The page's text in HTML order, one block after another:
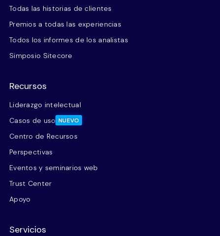
Todas las historias de clientes
Premios a todas las experiencias
Todos los informes de los analistas
Simposio Sitecore
Recursos
Liderazgo intelectual
Casos de uso NUEVO
Centro de Recursos
Perspectivas
Eventos y seminarios web
Trust Center
Apoyo
Servicios